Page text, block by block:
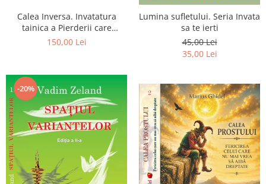
Calea Inversa. Invatatura
tainica a Pierderii care
vindeca sufletul - Cum
Dumnezeu
150,00 Lei
Lumina sufletului. Seria Invata
sa te ierti
45,00 Lei
35,00 Lei
-20%